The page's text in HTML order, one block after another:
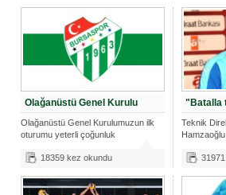
Olağanüstü Genel Kurulu
Olağanüstü Genel Kurulumuzun ilk
oturumu yeterli çoğunluk
18359 kez okundu
"Batalla
Teknik